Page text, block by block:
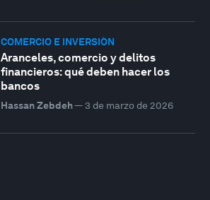
COMERCIO E INVERSIÓN
Aranceles, comercio y delitos
financieros: qué deben hacer los
bancos
Hassan Zebdeh— 3 de marzo de 2026